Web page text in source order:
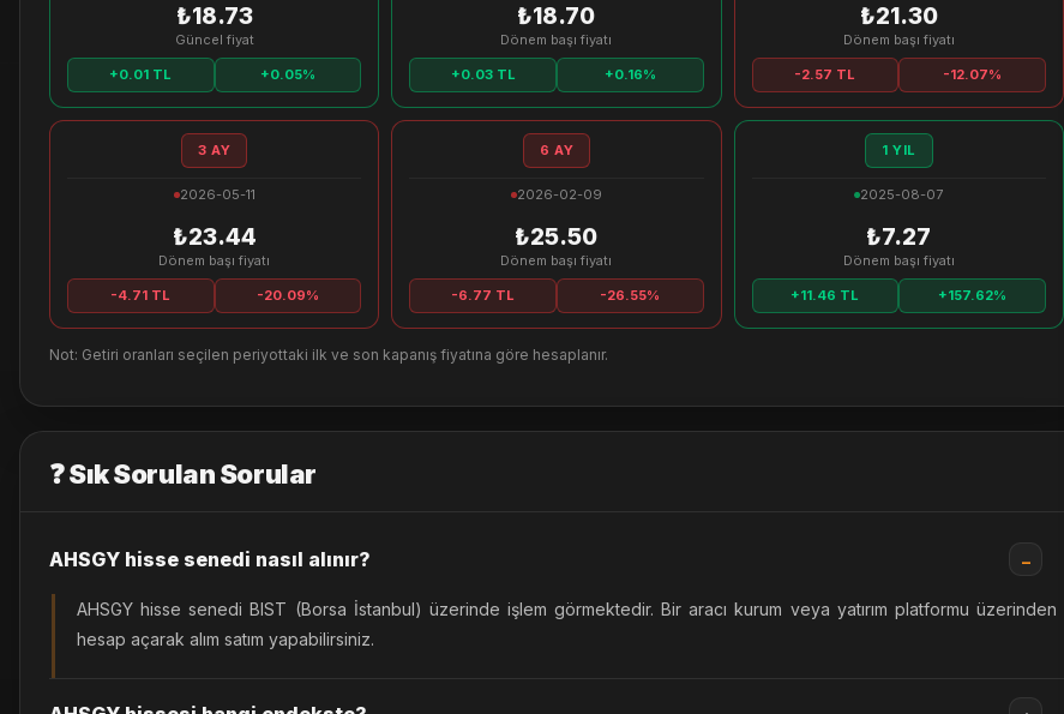
₺18.73
Güncel fiyat
+0.01 TL +0.05%
₺18.70
Dönem başı fiyatı
+0.03 TL +0.16%
₺21.30
Dönem başı fiyatı
-2.57 TL -12.07%
3 AY
2026-05-11
₺23.44
Dönem başı fiyatı
-4.71 TL -20.09%
6 AY
2026-02-09
₺25.50
Dönem başı fiyatı
-6.77 TL -26.55%
1 YIL
2025-08-07
₺7.27
Dönem başı fiyatı
+11.46 TL +157.62%
Not: Getiri oranları seçilen periyottaki ilk ve son kapanış fiyatına göre hesaplanır.
❓ Sık Sorulan Sorular
AHSGY hisse senedi nasıl alınır?
AHSGY hisse senedi BIST (Borsa İstanbul) üzerinde işlem görmektedir. Bir aracı kurum veya yatırım platformu üzerinden
hesap açarak alım satım yapabilirsiniz.